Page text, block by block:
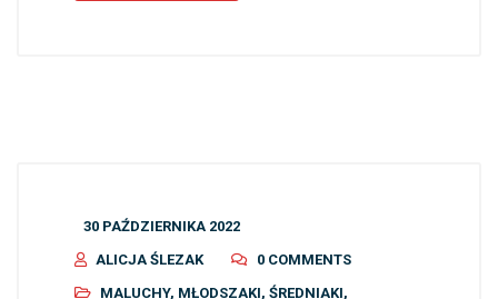
30 PAŹDZIERNIKA 2022
ALICJA ŚLEZAK
0 COMMENTS
MALUCHY, MŁODSZAKI, ŚREDNIAKI,